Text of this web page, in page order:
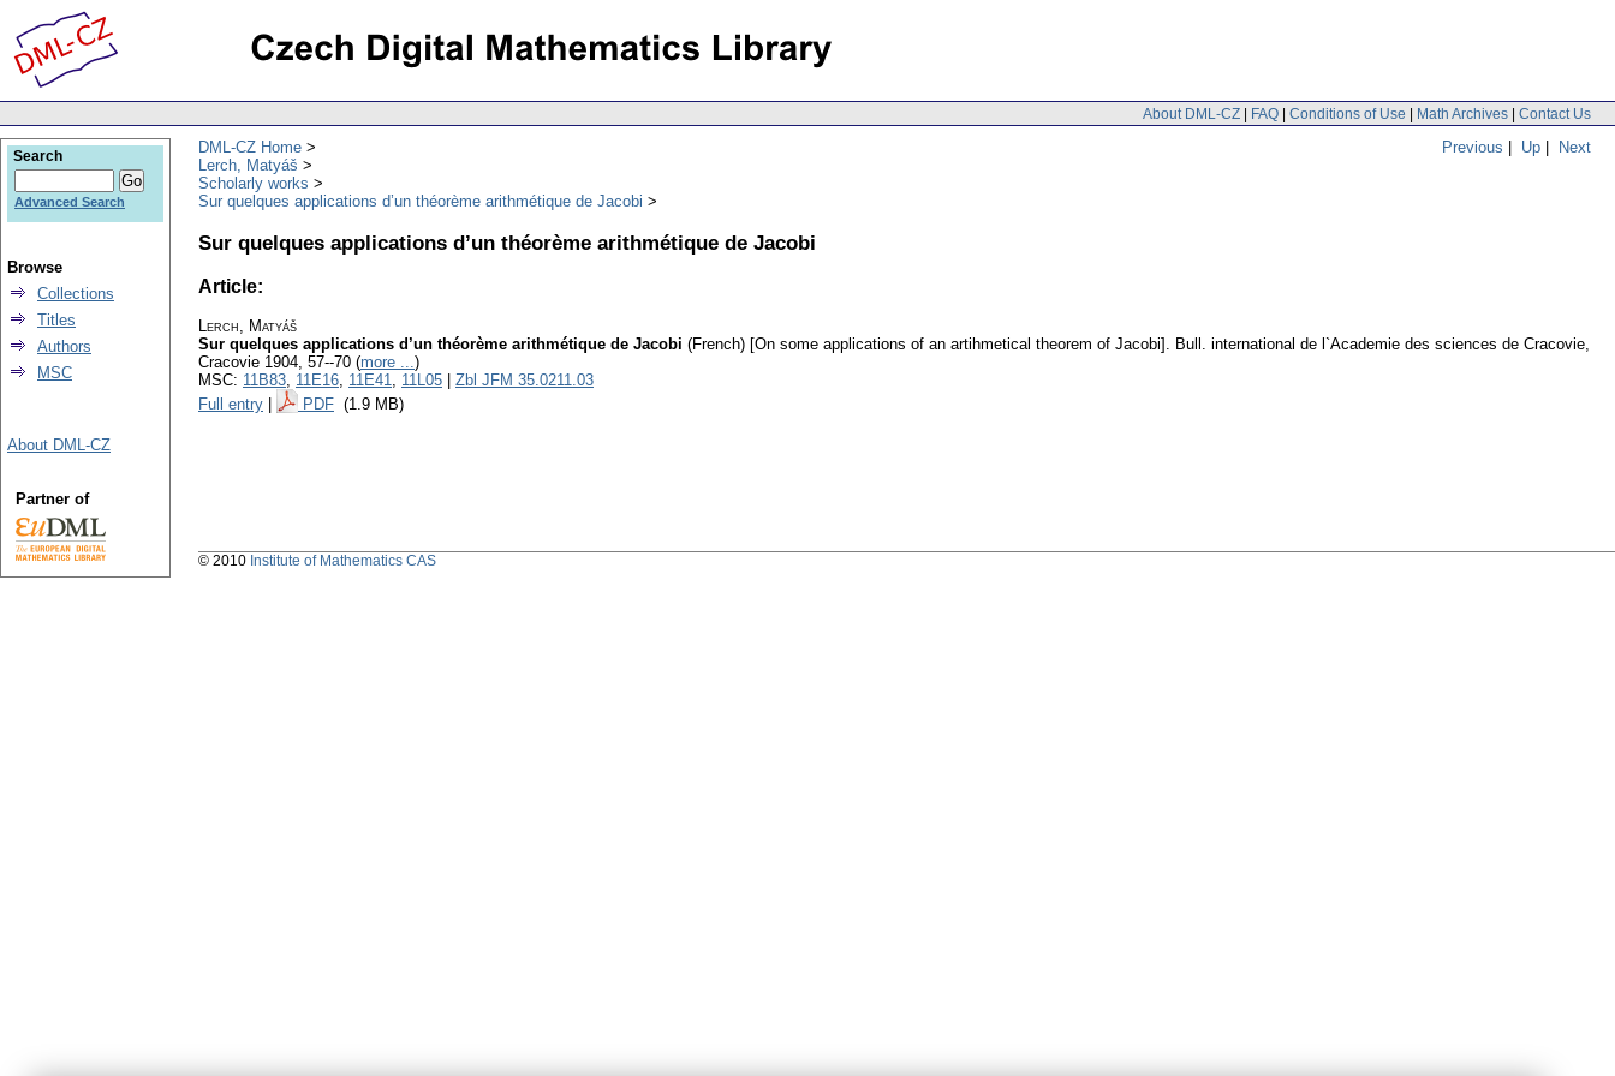
About DML-CZ | FAQ | Conditions of Use | Math Archives | Contact Us
Previous | Up | Next
DML-CZ Home
Lerch, Matyáš
Scholarly works
Sur quelques applications d’un théorème arithmétique de Jacobi
Sur quelques applications d’un théorème arithmétique de Jacobi
Article:
Lerch, Matyáš
Sur quelques applications d’un théorème arithmétique de Jacobi (French) [On some applications of an artihmetical theorem of Jacobi]. Bull. international de l`Academie des sciences de Cracovie,
Cracovie 1904, 57--70 (more ...)
MSC: 11B83, 11E16, 11E41, 11L05
Zbl JFM 35.0211.03
Full entry
PDF (1.9 MB)
Search
Advanced Search
Browse
Collections
Titles
Authors
MSC
About DML-CZ
Partner of
© 2010 Institute of Mathematics CAS